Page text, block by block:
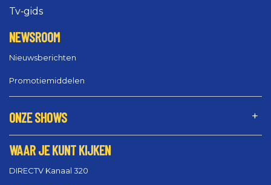
Tv‑gids
NEWSROOM
Nieuwsberichten
Promotiemiddelen
ONZE SHOWS
WAAR JE KUNT KIJKEN
DIRECTV Kanaal 320